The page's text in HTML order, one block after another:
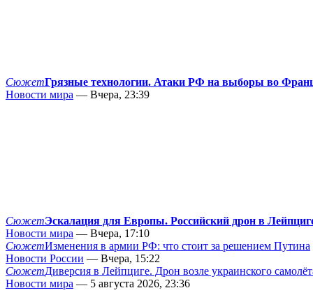
СюжетГрязные технологии. Атаки РФ на выборы во
Новости мира — Вчера, 23:39
СюжетЭскалация для Европы. Российский дрон в
Новости мира — Вчера, 17:10
СюжетИзменения в армии РФ: что стоит за решением Путина
Новости России — Вчера, 15:22
СюжетДиверсия в Лейпциге. Дрон возле украинского
Новости мира — 5 августа 2026, 23:36